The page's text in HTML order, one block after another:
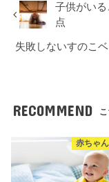
子供がい
点
失敗しないすのこ
RECOMMEND
赤ちゃ